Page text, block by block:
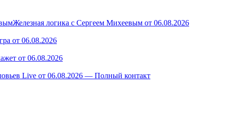
Железная логика с Сергеем Михеевым от 06.08.2026
от 06.08.2026
от 06.08.2026
Live от 06.08.2026 — Полный контакт